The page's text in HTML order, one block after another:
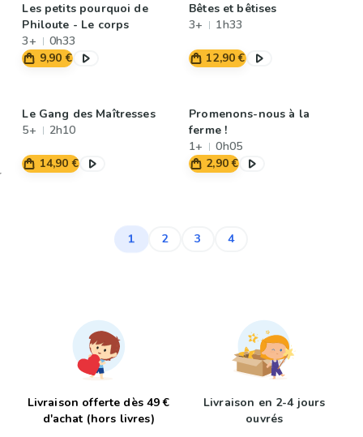
Les petits pourquoi de
Philoute - Le corps
3+
0h33
9,90 €
Bêtes et bêtises
3+
1h33
12,90 €
Le Gang des Maîtresses
5+
2h10
14,90 €
Promenons-nous à la
ferme !
1+
0h05
2,90 €
1 2 3 4
Livraison offerte dès 49 €
d'achat (hors livres)
Livraison en 2-4 jours
ouvrés